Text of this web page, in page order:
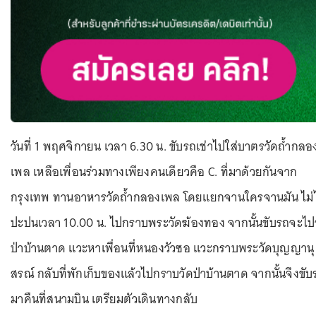
วันที่ 1 พฤศจิกายน เวลา 6.30 น. ขับรถเช่าไปใส่บาตรวัดถ้ำกลอ
เพล เหลือเพื่อนร่วมทางเพียงคนเดียวคือ C. ที่มาด้วยกันจาก
กรุงเทพ ทานอาหารวัดถ้ำกลองเพล โดยแยกจานใครจานมัน ไ
ปะปนเวลา 10.00 น. ไปกราบพระวัดฆ้องทอง จากนั้นขับรถจะไ
ป่าบ้านตาด แวะหาเพื่อนที่หนองวัวซอ แวะกราบพระวัดบุญญานุ
สรณ์ กลับที่พักเก็บของแล้วไปกราบวัดป่าบ้านตาด จากนั้นจึงขับ
มาคืนที่สนามบิน เตรียมตัวเดินทางกลับ